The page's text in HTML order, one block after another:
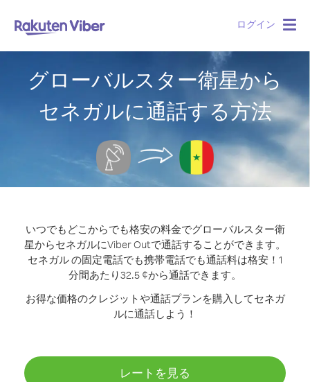
ログイン
グローバルスター衛星から
セネガルに通話する方法
いつでもどこからでも格安の料金でグローバルスター衛
星からセネガルにViber Outで通話することができます。
セネガル の固定電話でも携帯電話でも通話料は格安！1
分間あたり32.5 ¢から通話できます。
お得な価格のクレジットや通話プランを購入してセネガ
ルに通話しよう！
レートを見る